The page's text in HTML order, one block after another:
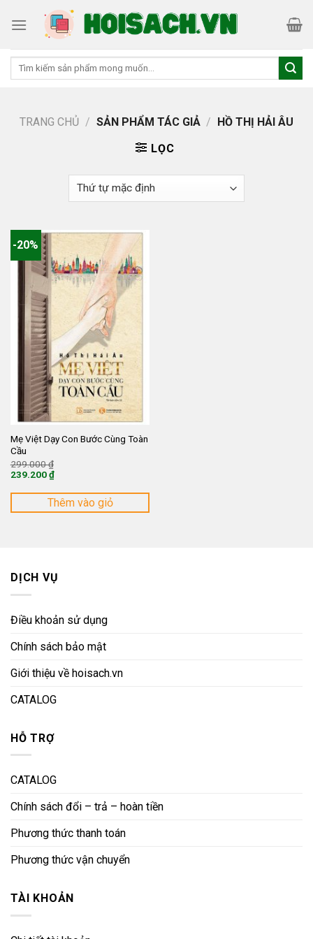
Tìm
TRANG CHỦ / SẢN PHẨM TÁC GIẢ / HỒ THỊ HẢI ÂU
LỌC
-20%
Mẹ Việt Dạy Con Bước Cùng Toàn
Cầu
299.000₫
299.000 ₫.
239.200₫
hiện
là:
Thêm vào giỏ
DỊCH VỤ
Điều khoản sử dụng
Chính sách bảo mật
Giới thiệu về hoisach.vn
CATALOG
HỖ TRỢ
CATALOG
Chính sách đổi – trả – hoàn tiền
Phương thức thanh toán
Phương thức vận chuyển
TÀI KHOẢN